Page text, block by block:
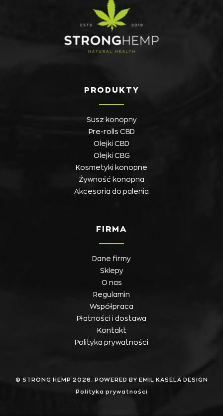
PRODUKTY
Susz konopny
Pre-rolls CBD
Olejki CBD
Olejki CBG
Kosmetyki konopne
Żywność konopna
Akcesoria do palenia
FIRMA
Dane firmy
Sklepy
O nas
Regulamin
Współpraca
Płatności i dostawa
Kontakt
Polityka prywatności
© STRONG HEMP 2026. POWERED BY EMIL KASELA DESIGN
Polityka prywatności